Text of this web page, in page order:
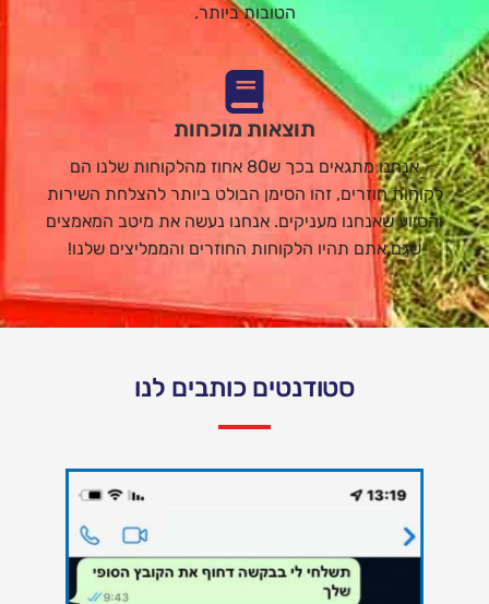
הטובות ביותר.
תוצאות מוכחות
אנחנו מתגאים בכך ש80 אחוז מהלקוחות שלנו הם
לקוחות חוזרים, זהו הסימן הבולט ביותר להצלחת השירות
והסיוע שאנחנו מעניקים. אנחנו נעשה את מיטב המאמצים
שגם אתם תהיו הלקוחות החוזרים והממליצים שלנו!
סטודנטים כותבים לנו